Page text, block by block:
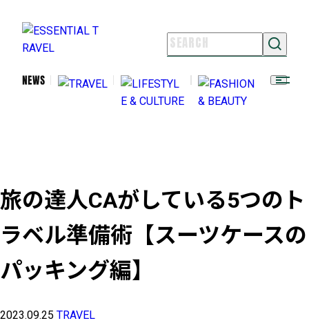
NEWS
よくある質問
お問い合わせ
FOLLOW US
旅の達人CAがしている5つのト
ラベル準備術【スーツケースの
パッキング編】
2023.09.25 TRAVEL